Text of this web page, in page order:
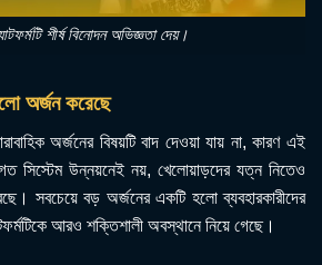
শীর্ষ বিনোদন অভিজ্ঞতা দেয়।
অর্জন করেছে
অর্জনের বিষয়টি বাদ দেওয়া যায় না, কারণ এই
সিস্টেম উন্নয়নেই নয়, খেলোয়াড়দের যত্ন নিতেও
সবচেয়ে বড় অর্জনের একটি হলো ব্যবহারকারীদের
আরও শক্তিশালী অবস্থানে নিয়ে গেছে।